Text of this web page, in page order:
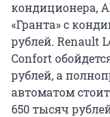
кондиционера,
«Гранта» с
рублей. Renault
Confort
рублей, а
автоматом
650 тысяч